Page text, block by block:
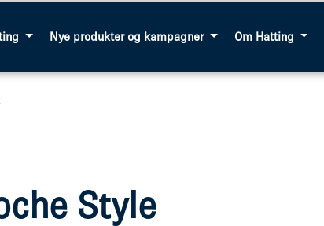
Nye produkter og kampagner Om Hatting
Style